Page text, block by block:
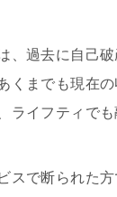
、過去に自己
までも現在
イフティで
で断られた